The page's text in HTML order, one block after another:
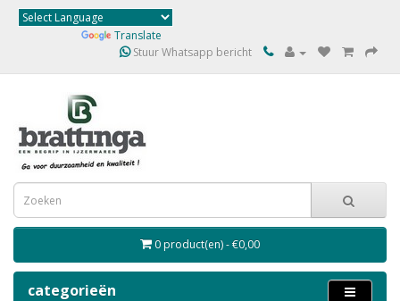
Translate
Stuur Whatsapp bericht
0 product(en) - €0,00
categorieën